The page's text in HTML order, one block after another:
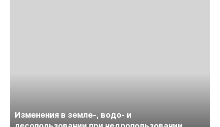
Изменения в земле-, водо- и